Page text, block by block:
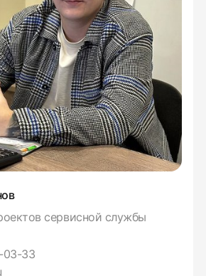
сервисной службы
03-33